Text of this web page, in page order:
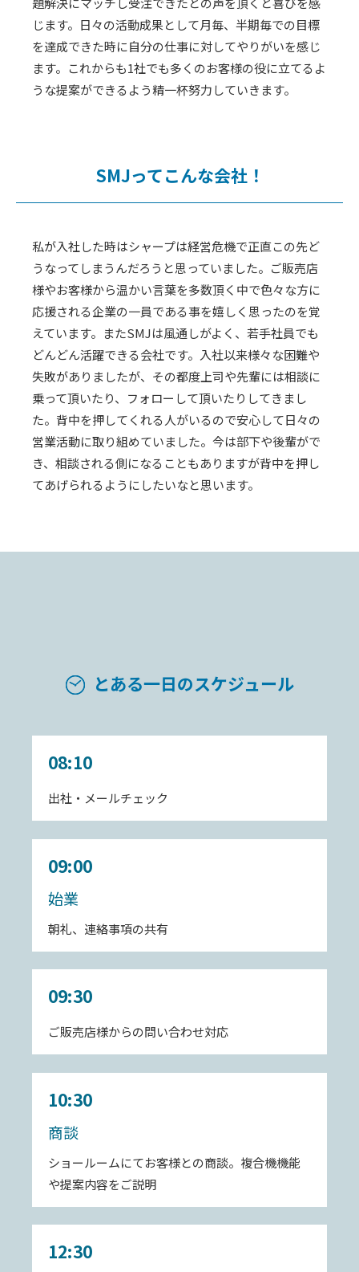
じます。日々の活動成果として月毎、半期毎での目標
を達成できた時に自分の仕事に対してやりがいを感じ
ます。これからも1社でも多くのお客様の役に立てるよ
うな提案ができるよう精一杯努力していきます。
SMJってこんな会社！
私が入社した時はシャープは経営危機で正直この先ど
うなってしまうんだろうと思っていました。ご販売店
様やお客様から温かい言葉を多数頂く中で色々な方に
応援される企業の一員である事を嬉しく思ったのを覚
えています。またSMJは風通しがよく、若手社員でも
どんどん活躍できる会社です。入社以来様々な困難や
失敗がありましたが、その都度上司や先輩には相談に
乗って頂いたり、フォローして頂いたりしてきまし
た。背中を押してくれる人がいるので安心して日々の
営業活動に取り組めていました。今は部下や後輩がで
き、相談される側になることもありますが背中を押し
てあげられるようにしたいなと思います。
とある一日のスケジュール
08:10
出社・メールチェック
09:00
始業
朝礼、連絡事項の共有
09:30
ご販売店様からの問い合わせ対応
10:30
商談
ショールームにてお客様との商談。複合機機能
や提案内容をご説明
12:30